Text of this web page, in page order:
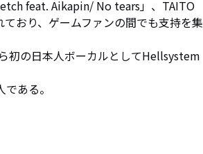
feat. Aikapin/ No tears」、TAITO
おり、ゲームファンの間でも支持を集
ある。